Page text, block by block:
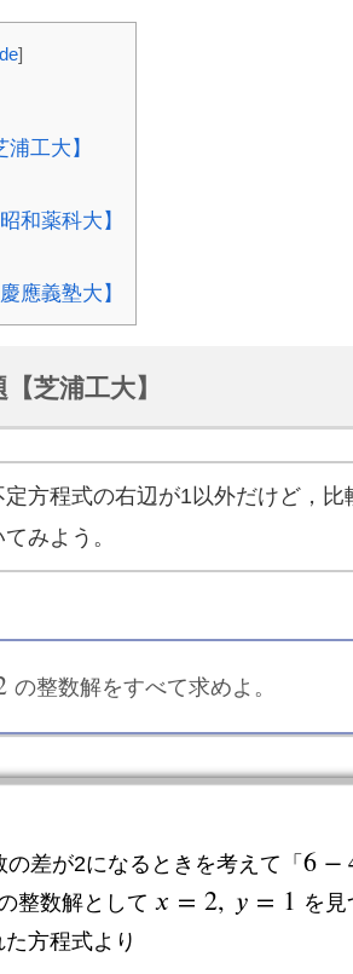
]
工大】
和薬科大】
應義塾大】
芝浦工大】
定方程式の右辺が1以外だけど，
みよう。
の整数解をすべて求めよ。
差が2になるときを考えて「6 −
6−4
整数解として𝑥 = 2, 𝑦 = 1
x=2, y= 1
を見
方程式より